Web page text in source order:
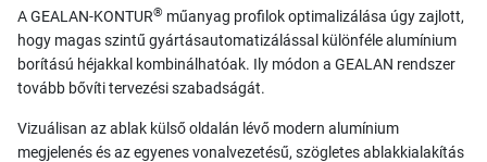
A GEALAN-KONTUR® műanyag profilok optimalizálása úgy zajlott,
hogy magas szintű gyártásautomatizálással különféle alumínium
borítású héjakkal kombinálhatóak. Ily módon a GEALAN rendszer
tovább bővíti tervezési szabadságát.
Vizuálisan az ablak külső oldalán lévő modern alumínium
megjelenés és az egyenes vonalvezetésű, szögletes ablakkialakítás